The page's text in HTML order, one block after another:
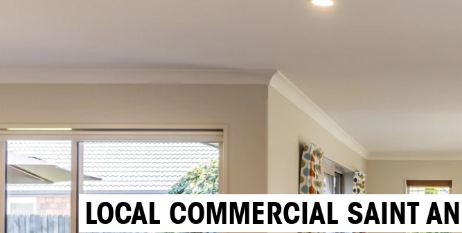
LOCAL COMMERCIAL SAINT